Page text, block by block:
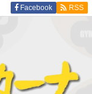
Facebook RSS